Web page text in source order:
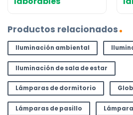
159,99 €.113,49 €.
Productos relacionados
Iluminación ambiental
Iluminación de sala de estar
Lámparas de dormitorio
Lámparas de pasillo